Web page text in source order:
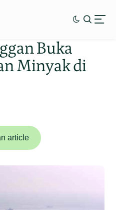
Buka
Minyak di
article